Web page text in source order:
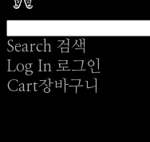
Search 검색
Log In 로그인
Cart장바구니